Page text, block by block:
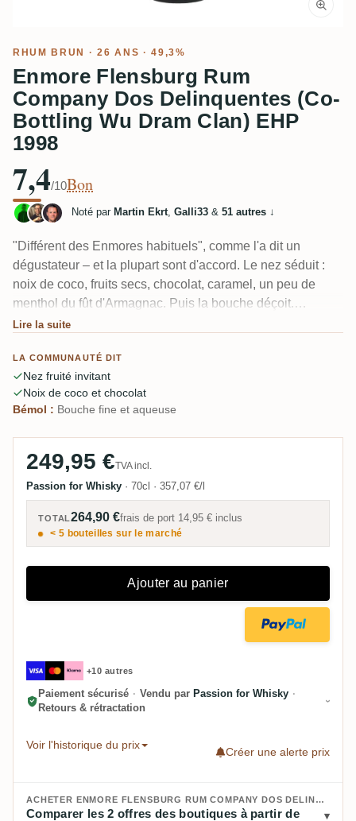
RHUM BRUN · 26 ANS · 49,3%
Enmore Flensburg Rum
Company Dos Delinquentes (Co-
Bottling Wu Dram Clan) EHP
1998
7,4/10Bon
Noté par Martin Ekrt, Galli33 & 51 autres ↓
"Différent des Enmores habituels", comme l'a dit un
dégustateur – et la plupart sont d'accord. Le nez séduit :
noix de coco, fruits secs, chocolat, caramel, un peu de
menthol du fût d'Armagnac. Puis la bouche déçoit.
Plusieurs le trouvent fin, dilué et savonneux, avec l'alcool
sent bien mieux qu'il ne se boit.
Lire la suite
LA COMMUNAUTÉ DIT
Nez fruité invitant
Noix de coco et chocolat
Bémol : Bouche fine et aqueuse
249,95 €TVA incl.
Passion for Whisky · 70cl · 357,07 €/l
TOTAL264,90 €frais de port 14,95 € inclus
< 5 bouteilles sur le marché
Ajouter au panier
+10 autres
Paiement sécurisé · Vendu par Passion for Whisky ·
Retours & rétractation
Voir l'historique du prix
Créer une alerte prix
ACHETER ENMORE FLENSBURG RUM COMPANY DOS DELINQUENTES (CO-BOTTLING WU DRAM CLAN) EHP 1998 :
Comparer les 2 offres des boutiques à partir de